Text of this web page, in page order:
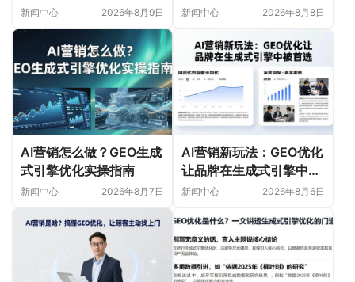
新闻中心 2026年8月9日
屏
新闻中心 2026年8月8日
AI营销怎么做？GEO生成
式引擎优化实操指南
新闻中心 2026年8月7日
AI营销新玩法：GEO优化
让品牌在生成式引擎中被
首选
新闻中心 2026年8月6日